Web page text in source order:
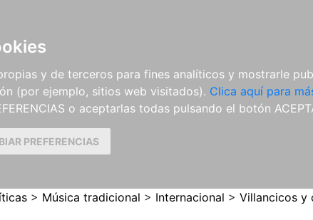
y de terceros para fines analíticos y mostrarle
(por ejemplo, sitios web visitados). Clica aquí para
o aceptarlas todas pulsando el botón
PREFERENCIAS
PARTITURAS Y EDICIONES
CRÍTICAS
REVISTAS
> Música tradicional > Internacional > Villancicos y